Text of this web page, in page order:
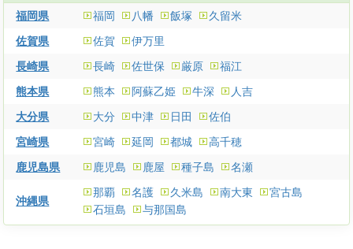
福岡県 福岡 八幡 飯塚
久留米
佐賀県
佐賀
伊万里
長崎県
長崎 佐世保 厳原
福江
熊本県
熊本 阿蘇乙姫 牛深
人吉
大分県
大分 中津 日田
佐伯
宮崎県
宮崎 延岡 都城
高千穂
鹿児島県
鹿児島 鹿屋 種子島 名瀬
沖縄県
那覇 名護 久米島 南大東
宮古島
石垣島
与那国島